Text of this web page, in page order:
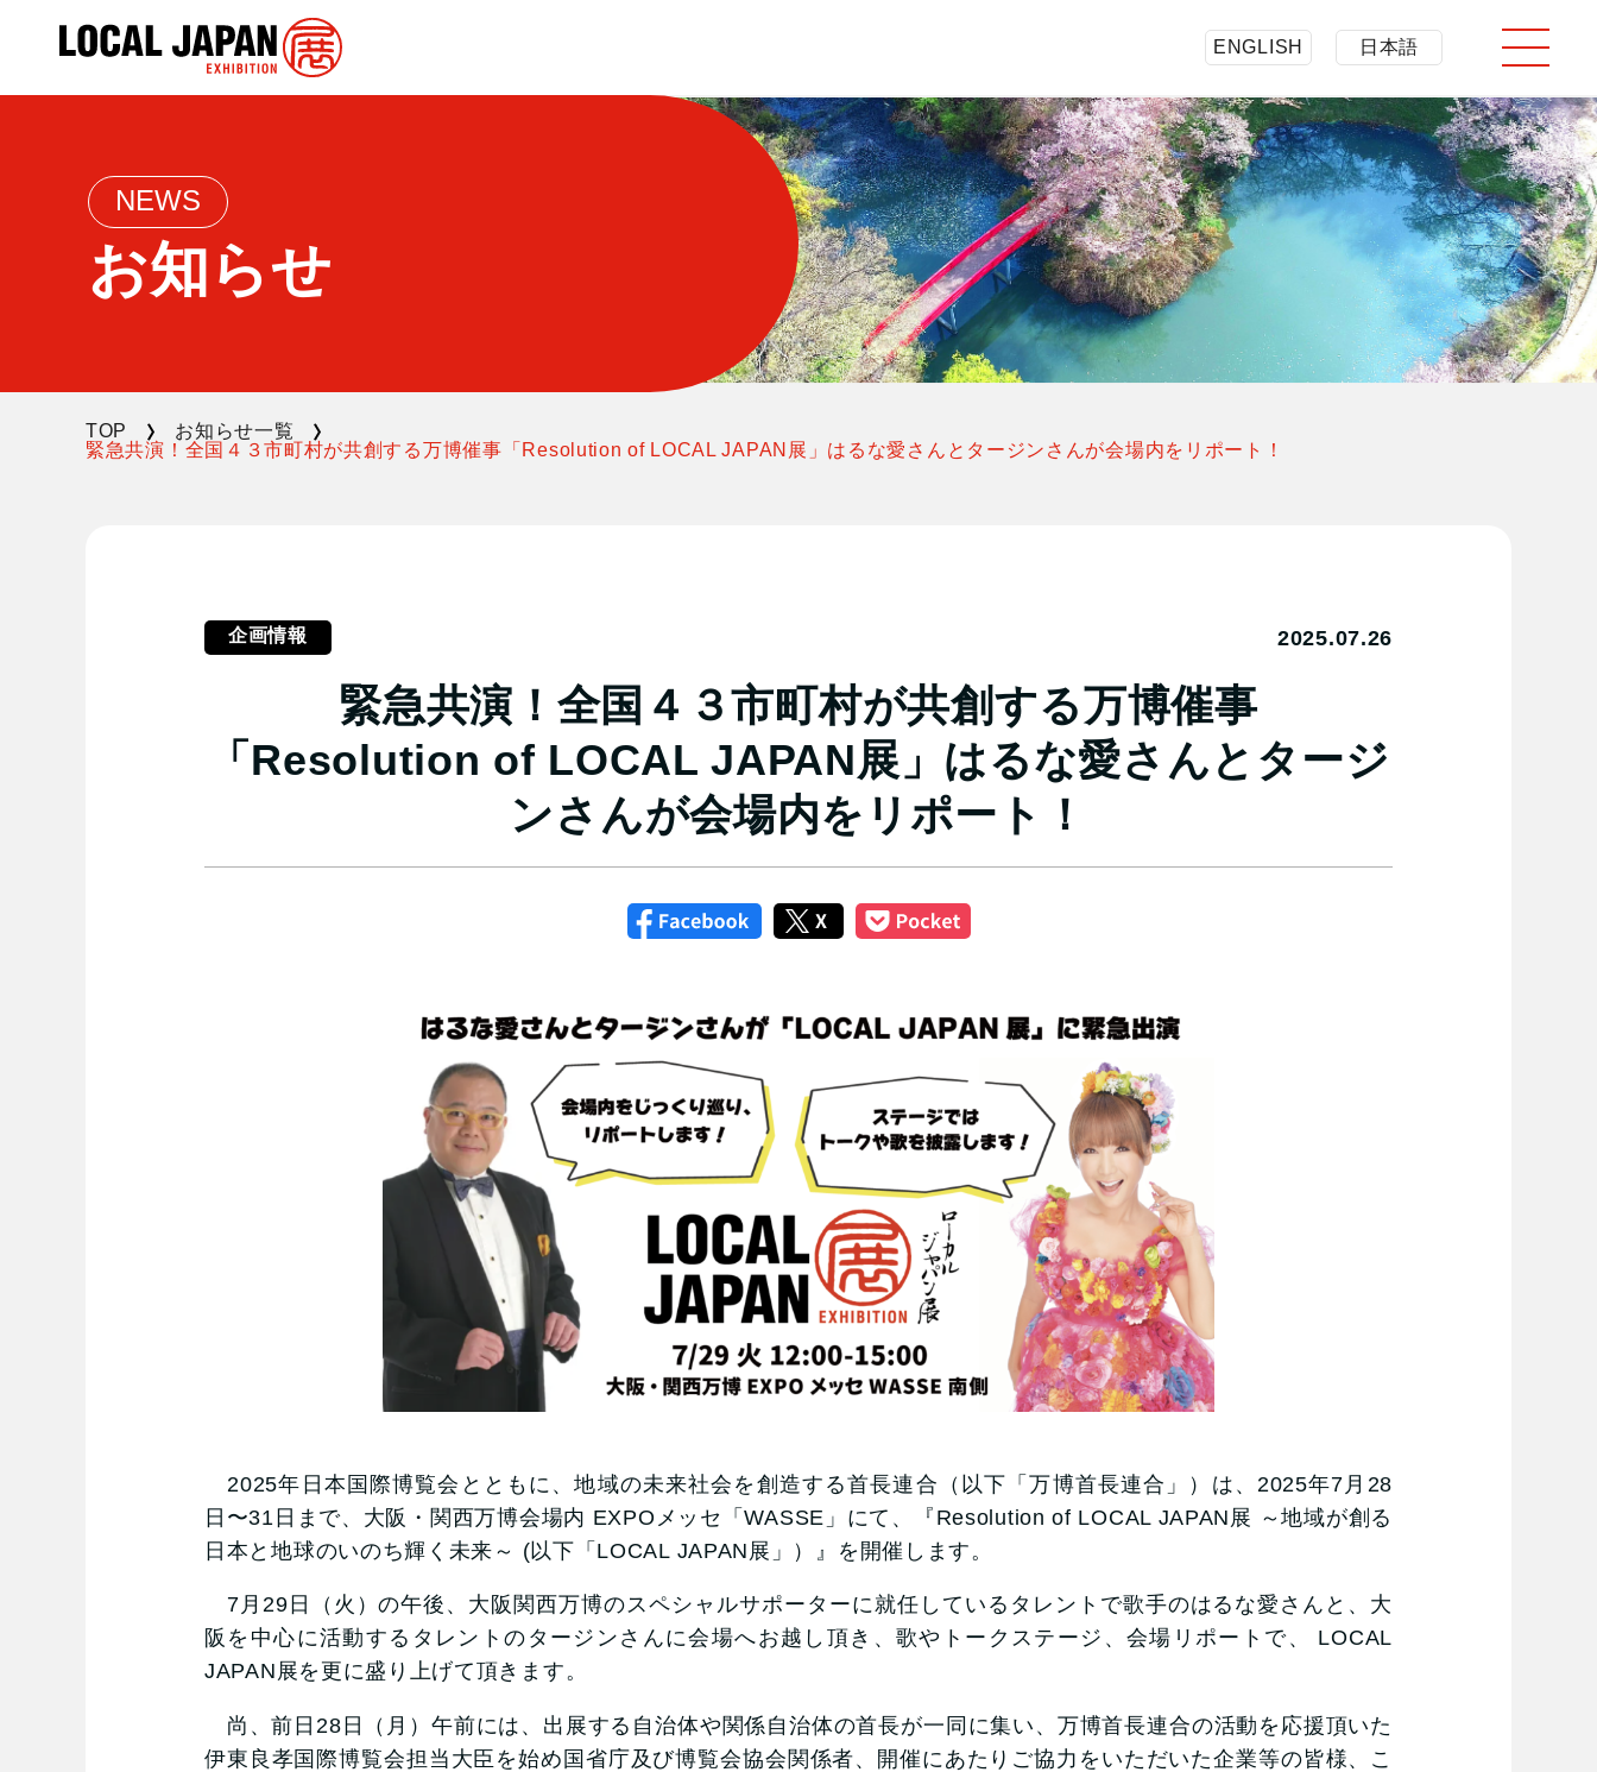
ENGLISH 日本語
NEWS
お知らせ
TOP
お知らせ一覧
緊急共演！全国４３市町村が共創する万博催事「Resolution of LOCAL JAPAN展」はるな愛さんとタージンさんが会場内をリポート！
企画情報 2025.07.26
緊急共演！全国４３市町村が共創する万博催事
「Resolution of LOCAL JAPAN展」はるな愛さんとタージ
ンさんが会場内をリポート！
2025年日本国際博覧会とともに、地域の未来社会を創造する首長連合（以下「万博首長連合」）は、2025年7月28
日〜31日まで、大阪・関西万博会場内 EXPOメッセ「WASSE」にて、『Resolution of LOCAL JAPAN展 ～地域が創る
日本と地球のいのち輝く未来～ (以下「LOCAL JAPAN展」）』を開催します。
7月29日（火）の午後、大阪関西万博のスペシャルサポーターに就任しているタレントで歌手のはるな愛さんと、大
阪を中心に活動するタレントのタージンさんに会場へお越し頂き、歌やトークステージ、会場リポートで、 LOCAL
JAPAN展を更に盛り上げて頂きます。
尚、前日28日（月）午前には、出展する自治体や関係自治体の首長が一同に集い、万博首長連合の活動を応援頂いた
伊東良孝国際博覧会担当大臣を始め国省庁及び博覧会協会関係者、開催にあたりご協力をいただいた企業等の皆様、こ